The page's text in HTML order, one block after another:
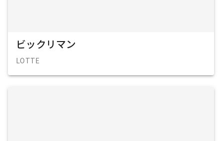
ビックリマン
LOTTE